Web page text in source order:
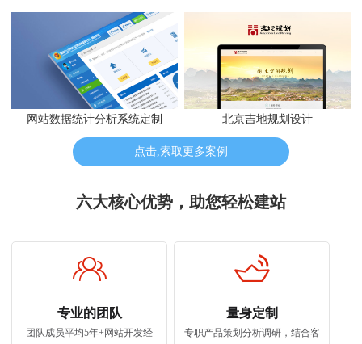
网站制作案例
学校网站
网站数据统计分析系统定制 北京吉地规划设计
点击,索取更多案例
六大核心优势，助您轻松建站
专业的团队
团队成员平均5年+网站开发经
量身定制
专职产品策划分析调研，结合客